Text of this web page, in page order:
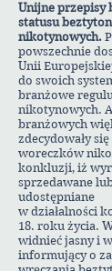
Unijne przepisy
statusu
nikotynowych.
powszechnie
Unii
do swoich
branżowe
nikotynowych.
branżowych
zdecydowały
woreczków
konkluzji, iż
sprzedawane
udostępniane
w działalności
18. roku życia.
widnieć jasny i
informujący o